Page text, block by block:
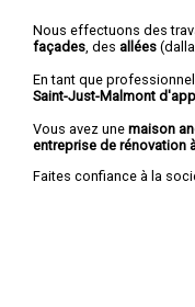
Nous effectuons des
façades , des allées
En tant que
Saint-Just-Malmont
Vous avez une maison
entreprise de rénovation
Faites confiance à la